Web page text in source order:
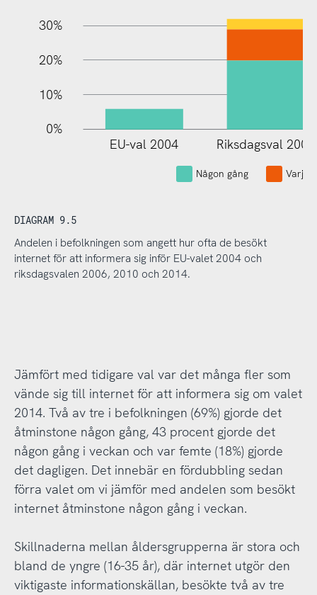
30%
20%
10%
0%
EU-val 2004 Riksdagsval 2006
Någon gång Varje
DIAGRAM 9.5
Andelen i befolkningen som angett hur ofta de besökt
internet för att informera sig inför EU-valet 2004 och
riksdagsvalen 2006, 2010 och 2014.
Jämfört med tidigare val var det många fler som
vände sig till internet för att informera sig om valet
2014. Två av tre i befolkningen (69%) gjorde det
åtminstone någon gång, 43 procent gjorde det
någon gång i veckan och var femte (18%) gjorde
det dagligen. Det innebär en fördubbling sedan
förra valet om vi jämför med andelen som besökt
internet åtminstone någon gång i veckan.
Skillnaderna mellan åldersgrupperna är stora och
bland de yngre (16-35 år), där internet utgör den
viktigaste informationskällan, besökte två av tre